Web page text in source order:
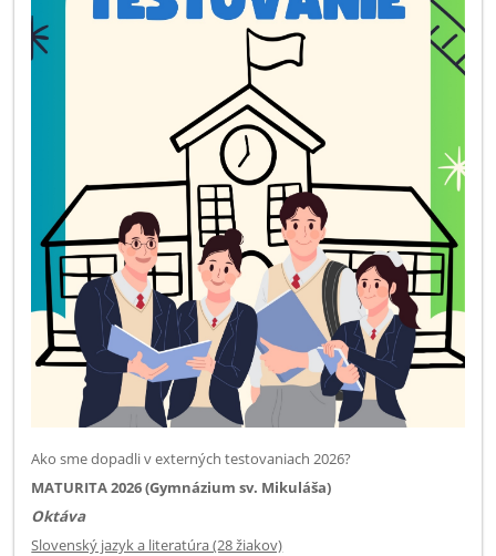
Ako sme dopadli v externých testovaniach 2026?
MATURITA 2026 (Gymnázium sv. Mikuláša)
Oktáva
Slovenský jazyk a literatúra (28 žiakov)